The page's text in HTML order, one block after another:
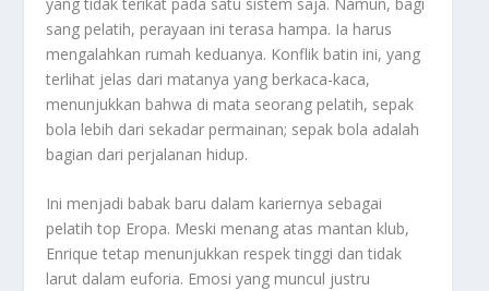
sang pelatih, perayaan ini terasa hampa. Ia harus
mengalahkan rumah keduanya. Konflik batin ini, yang
terlihat jelas dari matanya yang berkaca-kaca,
menunjukkan bahwa di mata seorang pelatih, sepak
bola lebih dari sekadar permainan; sepak bola adalah
bagian dari perjalanan hidup.
Ini menjadi babak baru dalam kariernya sebagai
pelatih top Eropa. Meski menang atas mantan klub,
Enrique tetap menunjukkan respek tinggi dan tidak
larut dalam euforia. Emosi yang muncul justru